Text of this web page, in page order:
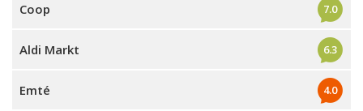
Coop 7.0
Aldi Markt 6.3
Emté 4.0